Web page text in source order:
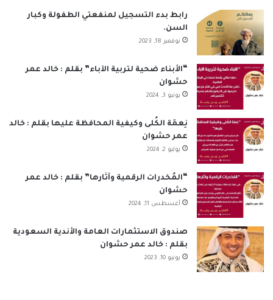
ب
و
ك
ك
د
ن
u ت س ص
S
رابط بدء التسجيل لمنفعتي الطفولة وكبار
السن.
نوفمبر 18, 2023
“الأبناء ضحية لتربية الآباء” بقلم : خالد عمر
حشوان
يونيو 3, 2024
نِعمَة الكُلى وكيفية المحافظة عليها بقلم : خالد
عمر حشوان
يوليو 2, 2024
“المُخدرات الرقمية وآثارها” بقلم : خالد عمر
حشوان
أغسطس 11, 2024
صندوق الاستثمارات العامة والأندية السعودية
بقلم : خالد عمر حشوان
يونيو 10, 2023